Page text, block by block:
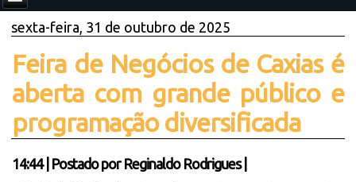
sexta-feira, 31 de outubro de 2025
Feira de Negócios de Caxias é
aberta com grande público e
programação diversificada
14:44| Postado por Reginaldo Rodrigues